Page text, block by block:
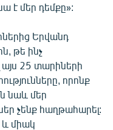
է մեր դեմքը»:
Երվանդ
թե ինչ
25 տարիների
որոնք
նաև մեր
չենք հաղթահարել:
և միակ